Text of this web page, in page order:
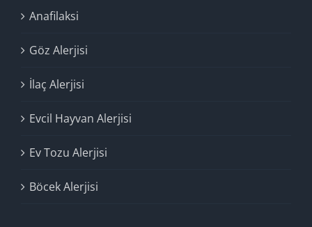
Anafilaksi
Göz Alerjisi
İlaç Alerjisi
Evcil Hayvan Alerjisi
Ev Tozu Alerjisi
Böcek Alerjisi